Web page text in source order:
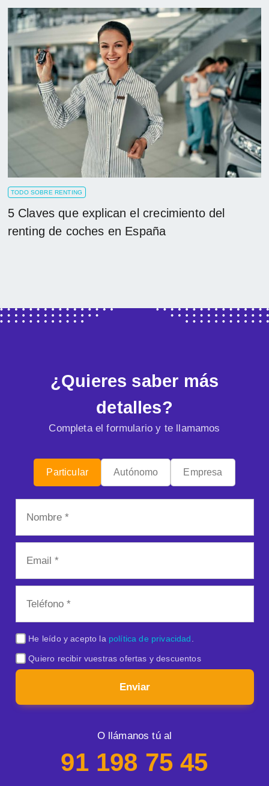
TODO SOBRE RENTING
5 Claves que explican el crecimiento del
renting de coches en España
¿Quieres saber más
detalles?
Completa el formulario y te llamamos
Particular Autónomo Empresa
He leído y acepto la política de privacidad
Quiero recibir vuestras ofertas y descuentos
Enviar
O llámanos tú al
91 198 75 45